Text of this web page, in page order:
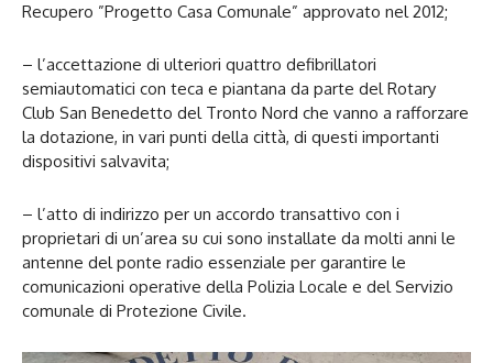
Recupero ”Progetto Casa Comunale” approvato nel 2012;
– l’accettazione di ulteriori quattro defibrillatori
semiautomatici con teca e piantana da parte del Rotary
Club San Benedetto del Tronto Nord che vanno a rafforzare
la dotazione, in vari punti della città, di questi importanti
dispositivi salvavita;
– l’atto di indirizzo per un accordo transattivo con i
proprietari di un’area su cui sono installate da molti anni le
antenne del ponte radio essenziale per garantire le
comunicazioni operative della Polizia Locale e del Servizio
comunale di Protezione Civile.